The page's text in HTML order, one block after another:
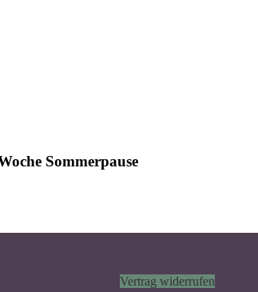
Sommerpause
Vertrag widerrufen